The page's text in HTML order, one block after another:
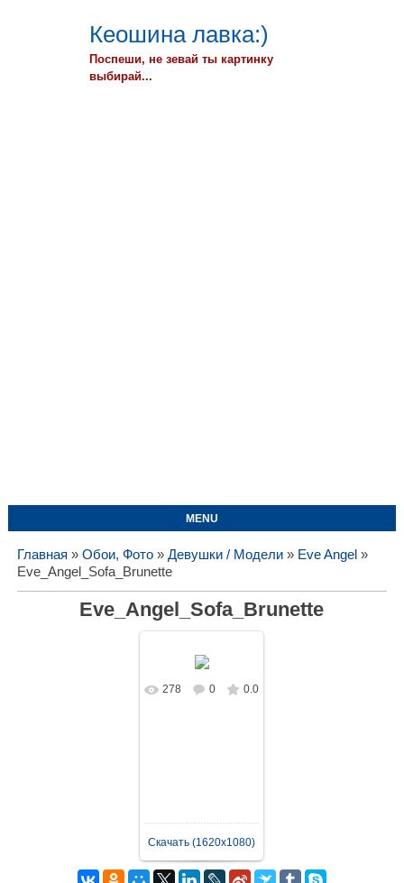
Кеошина лавка:)
Поспеши, не зевай ты картинку
выбирай...
MENU
Главная » Обои, Фото» Девушки / Модели» Eve Angel »
Eve_Angel_Sofa_Brunette
Eve_Angel_Sofa_Brunette
В реальном
278 0 0.0
Скачать (1620x1080)